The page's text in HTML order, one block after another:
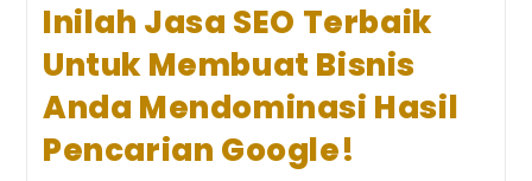
Inilah Jasa SEO Terbaik
Untuk Membuat Bisnis
Anda Mendominasi Hasil
Pencarian Google!